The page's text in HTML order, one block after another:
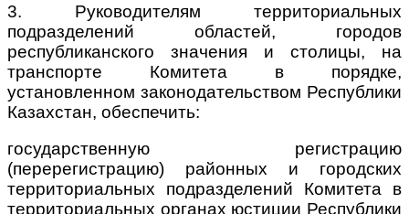
3. Руководителям территориальных
подразделений областей, городов
республиканского значения и столицы, на
транспорте Комитета в порядке,
установленном законодательством Республики
Казахстан, обеспечить:
государственную регистрацию
(перерегистрацию) районных и городских
территориальных подразделений Комитета в
территориальных органах юстиции Республики